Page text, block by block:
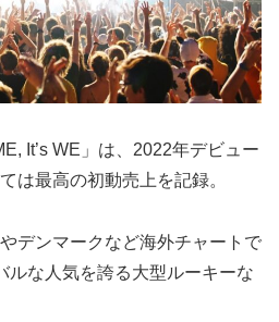
It’s WE」は、2022年デビュー
は最高の初動売上を記録。
デンマークなど海外チャートで
ルな人気を誇る大型ルーキーな